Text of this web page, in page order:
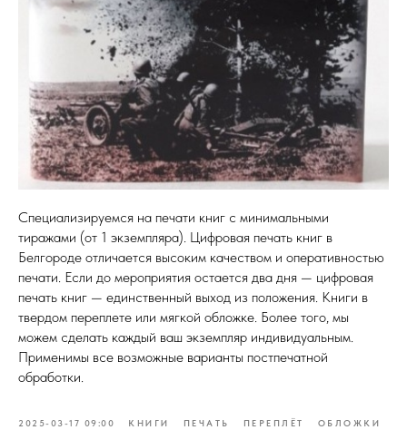
Специализируемся на печати книг с минимальными
тиражами (от 1 экземпляра). Цифровая печать книг в
Белгороде отличается высоким качеством и оперативностью
печати. Если до мероприятия остается два дня — цифровая
печать книг — единственный выход из положения. Книги в
твердом переплете или мягкой обложке. Более того, мы
можем сделать каждый ваш экземпляр индивидуальным.
Применимы все возможные варианты постпечатной
обработки.
2025-03-17 09:00 КНИГИ ПЕЧАТЬ ПЕРЕПЛЁТ ОБЛОЖКИ